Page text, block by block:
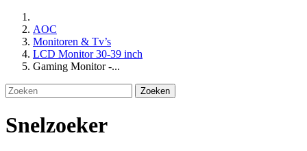
AOC
Monitoren & Tv’s
LCD Monitor 30-39 inch
Gaming Monitor -...
Zoeken
Snelzoeker